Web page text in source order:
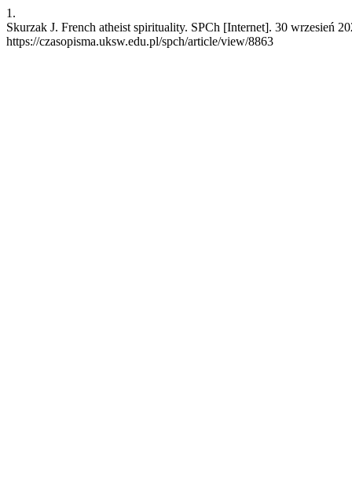
1.
Skurzak J. French atheist spirituality. SPCh [Internet]. 30 wrzesień
https://czasopisma.uksw.edu.pl/spch/article/view/8863